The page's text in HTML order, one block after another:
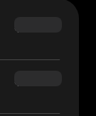
$69.90
$54.90